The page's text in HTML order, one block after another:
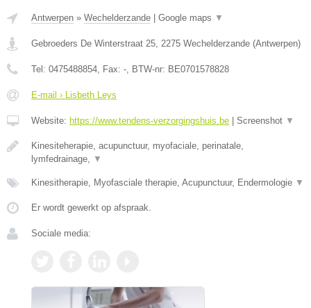
Antwerpen » Wechelderzande Google maps ▼
Gebroeders De Winterstraat 25 2275 Wechelderzande (Antwerpen)
Tel: 0475488854 , Fax: - , BTW-nr: BE0701578828
E-mail › Lisbeth Leys
Website: https://www.tendens-verzorgingshuis.be Screenshot ▼
Kinesiteherapie, acupunctuur, myofaciale, perinatale,
lymfedrainage,
▼
Kinesitherapie, Myofasciale therapie, Acupunctuur, Endermologie ▼
Er wordt gewerkt op afspraak.
Sociale media: